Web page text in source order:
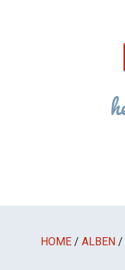
HOME / ALBEN /